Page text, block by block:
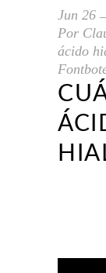
Jun 26
Por
ácido